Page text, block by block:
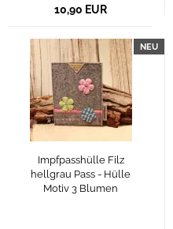
10,90 EUR
NEU
Impfpasshülle Filz
hellgrau Pass - Hülle
Motiv 3 Blumen